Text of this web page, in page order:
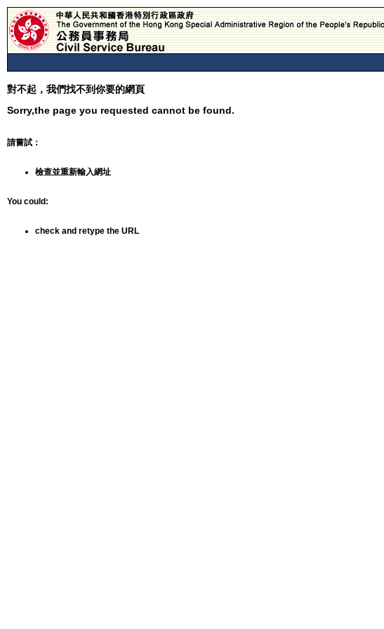
對不起，我們找不到你要的網頁
Sorry,the page you requested cannot be found.
請嘗試：
檢查並重新輸入網址
You could:
check and retype the URL